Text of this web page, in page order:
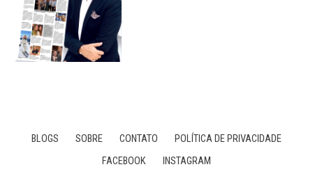
BLOGS SOBRE CONTATO
POLÍTICA DE PRIVACIDADE
FACEBOOK
INSTAGRAM